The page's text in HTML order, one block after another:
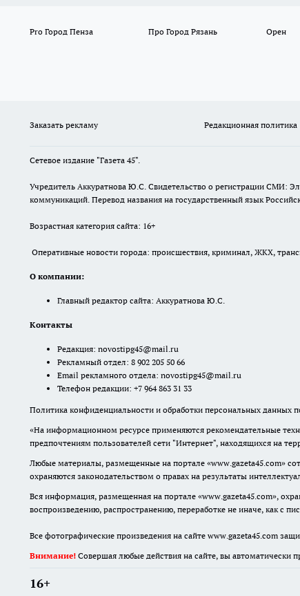
Pro Город Пенза Про Город Рязань Орен
Заказать рекламу Редакционная политика
Сетевое издание "Газета 45".
Учредитель Аккуратнова Ю.С. Свидетельство о регистрации СМИ:
коммуникаций. Перевод названия на государственный язык
Возрастная категория сайта: 16+
Оперативные новости города: происшествия, криминал, ЖКХ,
О компании:
Главный редактор сайта: Аккуратнова Ю.С.
Контакты
Редакция: novostipg45@mail.ru
Рекламный отдел: 8 902 205 50 66
Email рекламного отдела: novostipg45@mail.ru
Телефон редакции: +7 964 863 31 33
Политика конфиденциальности и обработки персональных данных
«На информационном ресурсе применяются рекомендательные
предпочтениям пользователей сети "Интернет", находящихся на
Любые материалы, размещенные на портале «www.gazeta45.com»
охраняются законодательством о правах на результаты
Вся информация, размещенная на портале «www.gazeta45.com»,
воспроизведению, распространению, переработке не иначе, как с
Все фотографические произведения на сайте www.gazeta45.com
Внимание! Совершая любые действия на сайте, вы автоматически
16+